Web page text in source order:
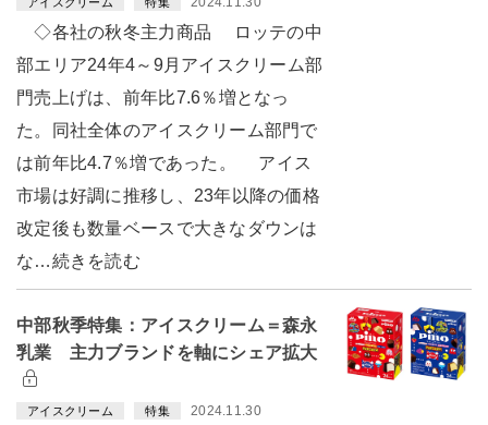
◇各社の秋冬主力商品 ロッテの中
部エリア24年4～9月アイスクリーム部
門売上げは、前年比7.6％増となっ
た。同社全体のアイスクリーム部門で
は前年比4.7％増であった。 アイス
市場は好調に推移し、23年以降の価格
改定後も数量ベースで大きなダウンは
な…続きを読む
中部秋季特集：アイスクリーム＝森永
乳業 主力ブランドを軸にシェア拡大
アイスクリーム 特集 2024.11.30